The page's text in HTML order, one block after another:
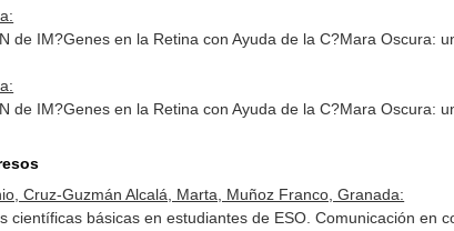
de IM?Genes en la Retina con Ayuda de la C?Mara Oscura:
de IM?Genes en la Retina con Ayuda de la C?Mara Oscura:
Cruz-Guzmán Alcalá, Marta, Muñoz Franco, Granada:
científicas básicas en estudiantes de ESO. Comunicación en